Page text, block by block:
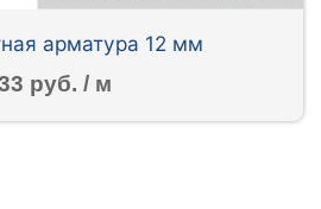
арматура 12 мм
руб. / м